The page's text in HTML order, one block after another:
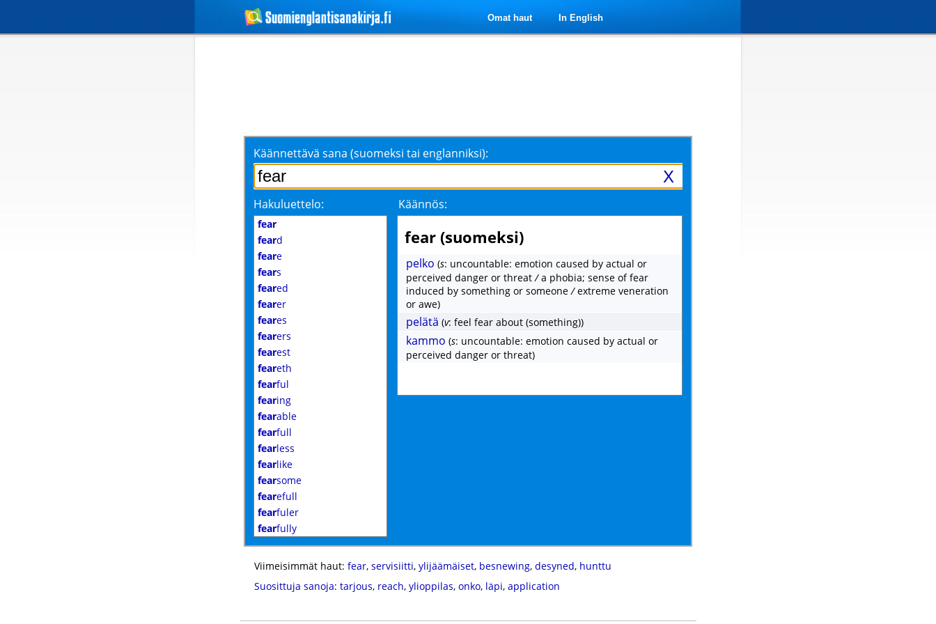
Omat haut In English
Käännettävä sana (suomeksi tai englanniksi):
X
Hakuluettelo: Käännös:
fear
feard
feare
fears
feared
fearer
feares
fearers
fearest
feareth
fearful
fearing
fearable
fearfull
fearless
fearlike
fearsome
fearefull
fearfuler
fearfully
fear (suomeksi)
pelko (s: uncountable: emotion caused by actual or
perceived danger or threat/a phobia; sense of fear
induced by something or someone/extreme veneration
or awe)
pelätä (v: feel fear about (something))
kammo (s: uncountable: emotion caused by actual or
perceived danger or threat)
Viimeisimmät haut: fear, servisiitti, ylijäämäiset, besnewing, desyned, hunttu
Suosittuja sanoja: tarjous, reach, ylioppilas, onko, läpi, application